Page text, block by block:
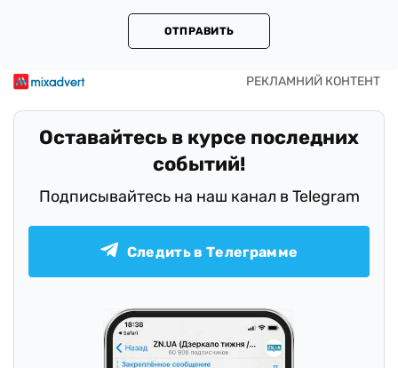
ОТПРАВИТЬ
Оставайтесь в курсе последних
событий!
Подписывайтесь на наш канал в Telegram
Следить в Телеграмме